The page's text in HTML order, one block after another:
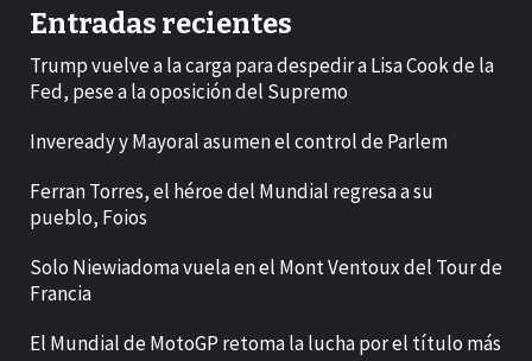
Entradas recientes
Trump vuelve a la carga para despedir a Lisa Cook de la
Fed, pese a la oposición del Supremo
Inveready y Mayoral asumen el control de Parlem
Ferran Torres, el héroe del Mundial regresa a su
pueblo, Foios
Solo Niewiadoma vuela en el Mont Ventoux del Tour de
Francia
El Mundial de MotoGP retoma la lucha por el título más